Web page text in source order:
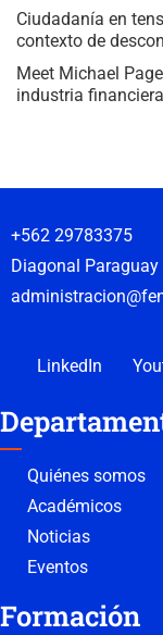
Ciudadanía en
contexto de
Meet Michael
industria financiera
+562 29783375
Diagonal Paraguay
LinkedIn
Quiénes somos
Académicos
Noticias
Eventos
Formación